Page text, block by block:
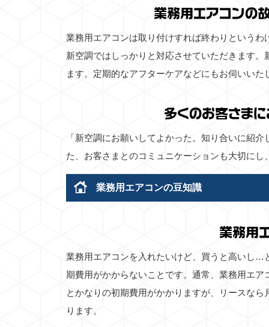
業務用エアコンの
業務用エアコンは取り付けすれば終わりという
新空調ではしっかりと対応させていただきます
ます。定期的なアフターケアなどにもお伺いい
多くのお客さま
「新空調にお願いしてよかった。知り合いに紹
た、お客さまとのコミュニケーションも大切に
業務用エアコンの豆知識
業務用
業務用エアコンを入れたいけど、買うと高いし…
期費用がかからないことです。通常、業務用エ
とかなりの初期費用がかかりますが、リースな
ります。